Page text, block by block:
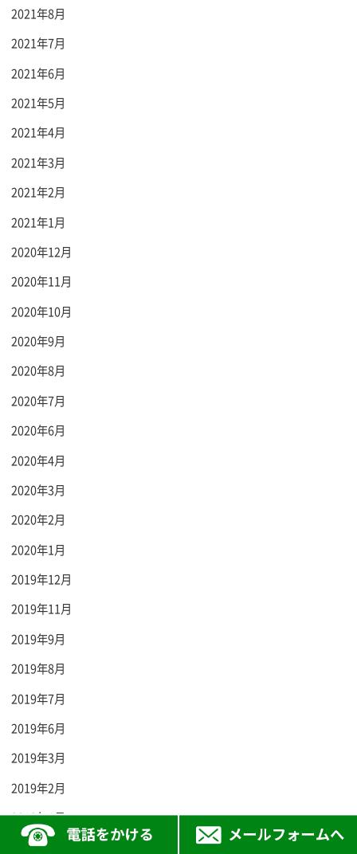
2021年8月
2021年7月
2021年6月
2021年5月
2021年4月
2021年3月
2021年2月
2021年1月
2020年12月
2020年11月
2020年10月
2020年9月
2020年8月
2020年7月
2020年6月
2020年4月
2020年3月
2020年2月
2020年1月
2019年12月
2019年11月
2019年9月
2019年8月
2019年7月
2019年6月
2019年3月
2019年2月
2019年1月
2018年12月